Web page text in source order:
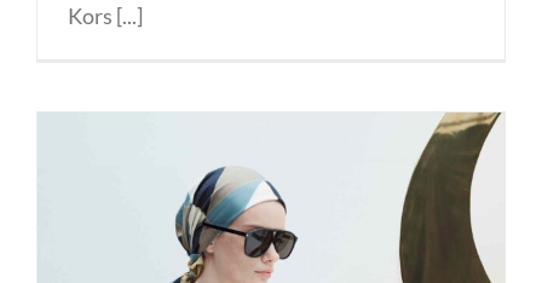
Kors [...]